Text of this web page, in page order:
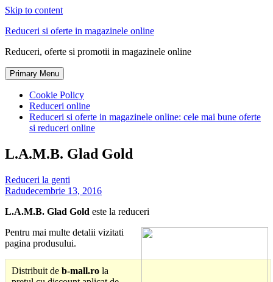
Skip to content
Reduceri si oferte in magazinele online
Reduceri, oferte si promotii in magazinele online
Primary Menu
Cookie Policy
Reduceri online
Reduceri si oferte in magazinele online: cele mai bune oferte
si reduceri online
L.A.M.B. Glad Gold
Reduceri la genti
Radudecembrie 13, 2016
L.A.M.B. Glad Gold este la reduceri
Pentru mai multe detalii vizitati
pagina produsului.
Distribuit de b-mall.ro la